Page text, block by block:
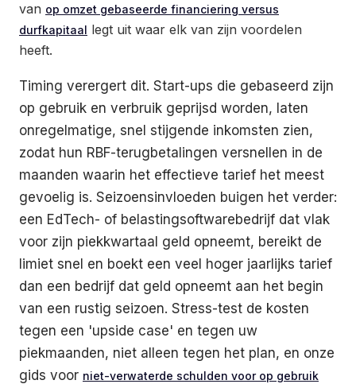
van op omzet gebaseerde financiering versus
durfkapitaal legt uit waar elk van zijn voordelen
heeft.
Timing verergert dit. Start-ups die gebaseerd zijn
op gebruik en verbruik geprijsd worden, laten
onregelmatige, snel stijgende inkomsten zien,
zodat hun RBF-terugbetalingen versnellen in de
maanden waarin het effectieve tarief het meest
gevoelig is. Seizoensinvloeden buigen het verder:
een EdTech- of belastingsoftwarebedrijf dat vlak
voor zijn piekkwartaal geld opneemt, bereikt de
limiet snel en boekt een veel hoger jaarlijks tarief
dan een bedrijf dat geld opneemt aan het begin
van een rustig seizoen. Stress-test de kosten
tegen een 'upside case' en tegen uw
piekmaanden, niet alleen tegen het plan, en onze
gids voor niet-verwaterde schulden voor op gebruik